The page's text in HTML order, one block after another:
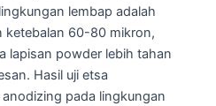
lembap adalah
ketebalan 60-80 mikron,
lapisan powder lebih tahan
Hasil uji etsa
pada lingkungan